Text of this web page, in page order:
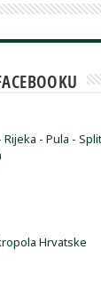
Rijeka -Pula -Split
Hrvatske